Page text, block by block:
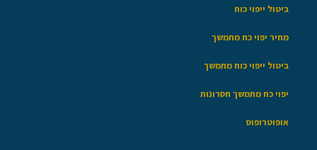
ביטול ייפוי כוח
מחיר יפוי כח מתמשך
ביטול ייפוי כוח מתמשך
יפוי כח מתמשך חסרונות
אופוטרופוס